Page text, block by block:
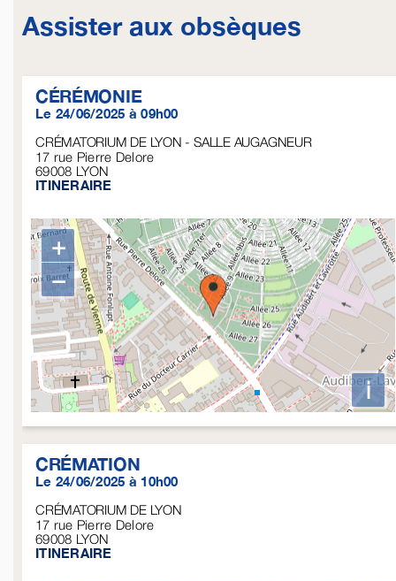
Assister aux obsèques
CÉRÉMONIE
Le 24/06/2025 à 09h00
CRÉMATORIUM DE LYON - SALLE AUGAGNEUR
17 rue Pierre Delore
69008 LYON
ITINERAIRE
+
−
i
CRÉMATION
Le 24/06/2025 à 10h00
CRÉMATORIUM DE LYON
17 rue Pierre Delore
69008 LYON
ITINERAIRE